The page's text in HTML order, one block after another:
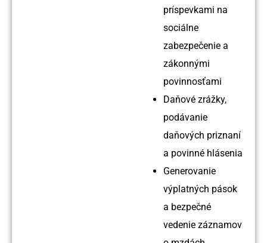
príspevkami na
sociálne
zabezpečenie a
zákonnými
povinnosťami
Daňové zrážky,
podávanie
daňových priznaní
a povinné hlásenia
Generovanie
výplatných pások
a bezpečné
vedenie záznamov